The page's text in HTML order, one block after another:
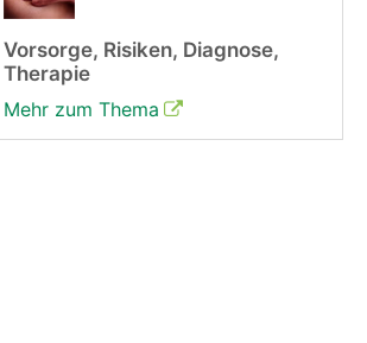
Vorsorge, Risiken, Diagnose,
Therapie
Mehr zum Thema